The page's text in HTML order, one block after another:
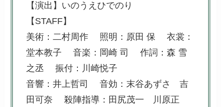
【演出】いのうえひでのり
【STAFF】
美術：二村周作 照明：原田 保 衣裳：
堂本教子 音楽：岡崎 司 作詞：森 雪
之丞 振付：川崎悦子
音響：井上哲司 音効：末谷あずさ 吉
田可奈 殺陣指導：田尻茂一 川原正